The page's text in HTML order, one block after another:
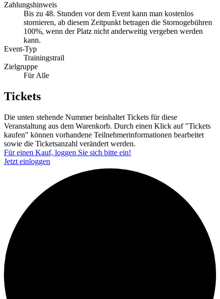
Zahlungshinweis
Bis zu 48. Stunden vor dem Event kann man kostenlos
stornieren, ab diesem Zeitpunkt betragen die Stornogebühren
100%, wenn der Platz nicht anderweitig vergeben werden
kann.
Event-Typ
Trainingstrail
Zielgruppe
Für Alle
Tickets
Die unten stehende Nummer beinhaltet Tickets für diese
Veranstaltung aus dem Warenkorb. Durch einen Klick auf "Tickets
kaufen" können vorhandene Teilnehmerinformationen bearbeitet
sowie die Ticketsanzahl verändert werden.
Für einen Kauf, loggen Sie sich bitte ein!
Jetzt einloggen